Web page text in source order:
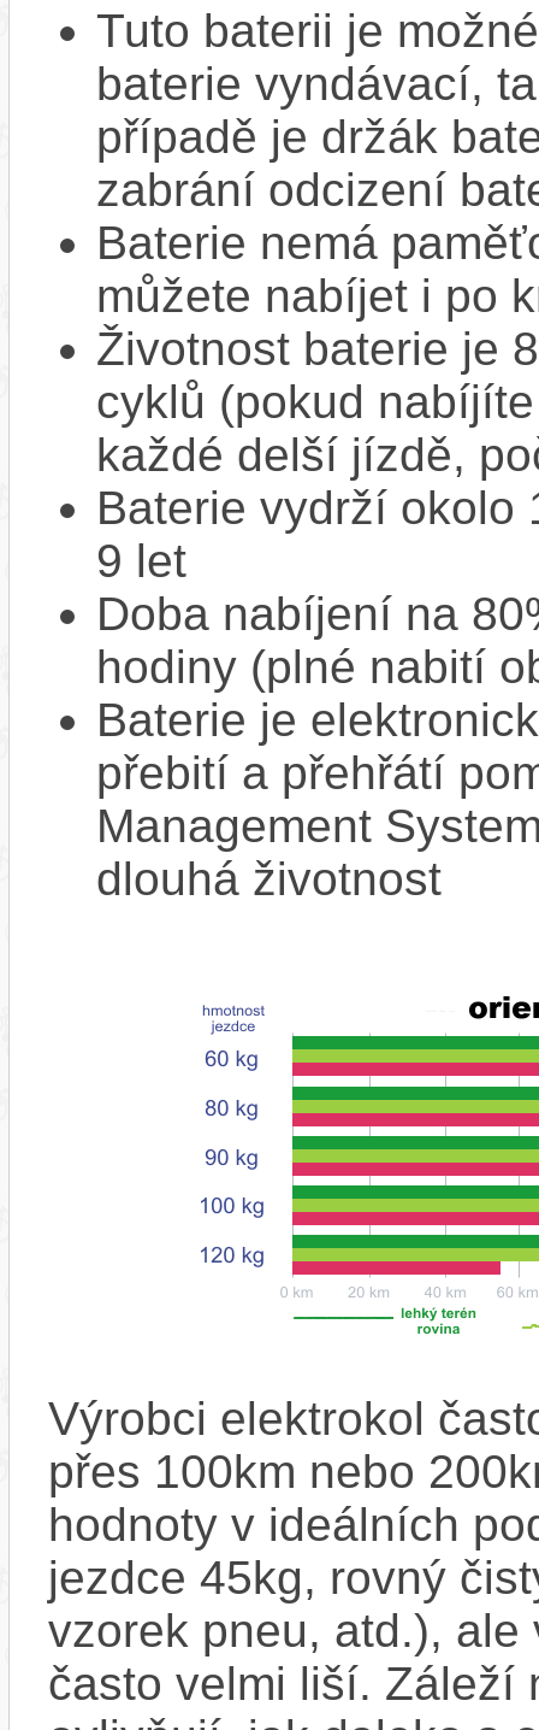
Tuto baterii je
baterie vyndávací,
případě je držák
zabrání odcizení
Baterie nemá
můžete nabíjet i po
Životnost baterie je
cyklů (pokud
každé delší jízdě,
Baterie vydrží okolo
9 let
Doba nabíjení na
hodiny (plné nabití
Baterie je
přebití a přehřátí
Management
dlouhá životnost
Výrobci elektrokol
přes 100km nebo
hodnoty v ideálních
jezdce 45kg, rovný
vzorek pneu, atd.),
často velmi liší. Záleží